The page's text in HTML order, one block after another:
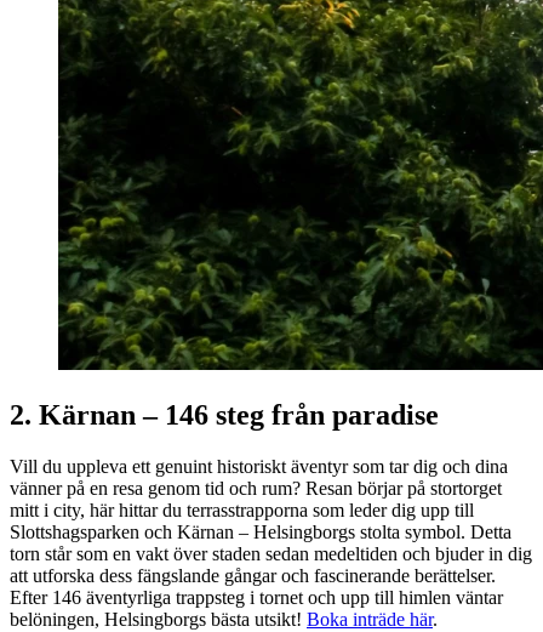
2. Kärnan – 146 steg från paradise
Vill du uppleva ett genuint historiskt äventyr som tar dig och dina
vänner på en resa genom tid och rum? Resan börjar på stortorget
mitt i city, här hittar du terrasstrapporna som leder dig upp till
Slottshagsparken och Kärnan – Helsingborgs stolta symbol. Detta
torn står som en vakt över staden sedan medeltiden och bjuder in dig
att utforska dess fängslande gångar och fascinerande berättelser.
Efter 146 äventyrliga trappsteg i tornet och upp till himlen väntar
belöningen, Helsingborgs bästa utsikt! Boka inträde här.